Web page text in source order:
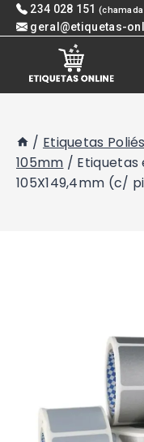
Skip 234 028 151
geral@etiquetas-
/ Etiquetas
105mm / Etiquetas
105X149,4mm (c/